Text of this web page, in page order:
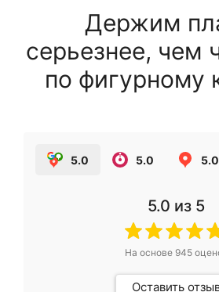
Держим
серьезнее, чем
по фигурному
5.0 5.0 5.0
5.0 из 5
На основе 945
Оставить